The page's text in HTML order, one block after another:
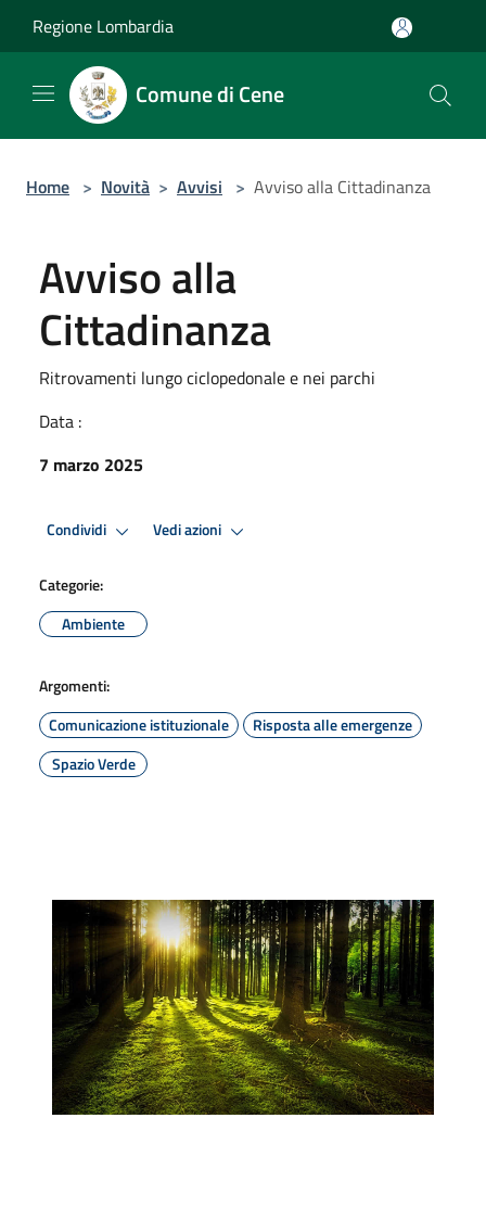
Regione Lombardia
Comune di Cene
Home > Novità > Avvisi > Avviso alla Cittadinanza
Avviso alla
Cittadinanza
Ritrovamenti lungo ciclopedonale e nei parchi
Data :
7 marzo 2025
Condividi Vedi azioni
Categorie:
Ambiente
Argomenti:
Comunicazione istituzionale
Risposta alle emergenze
Spazio Verde